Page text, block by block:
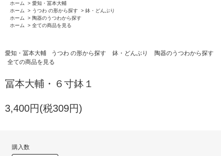
ホーム > 愛知・冨本大輔
ホーム
> うつわ の形から探す > 鉢・どんぶり
ホーム
> 陶器のうつわから探す
ホーム
> 全ての商品を見る
愛知・冨本大輔 うつわ の形から探す 鉢・どんぶり
陶器のうつわから探す
全ての商品を見る
冨本大輔・６寸鉢１
3,400円(税309円)
購入数